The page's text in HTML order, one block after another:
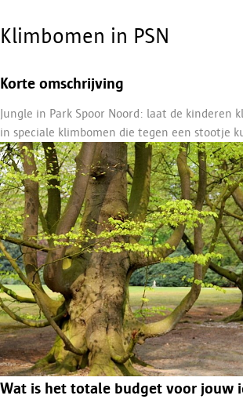
Klimbomen in PSN
Korte omschrijving
Jungle in Park Spoor Noord: laat de kinderen
in speciale klimbomen die tegen een stootje
Wat is het totale budget voor jouw